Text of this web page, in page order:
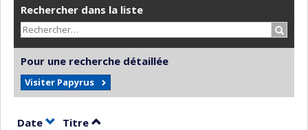
Rechercher dans la liste
Pour une recherche détaillée
Visiter Papyrus
Date Trier par date en ordre croissant
Titre Trier par titre en ordre croissant